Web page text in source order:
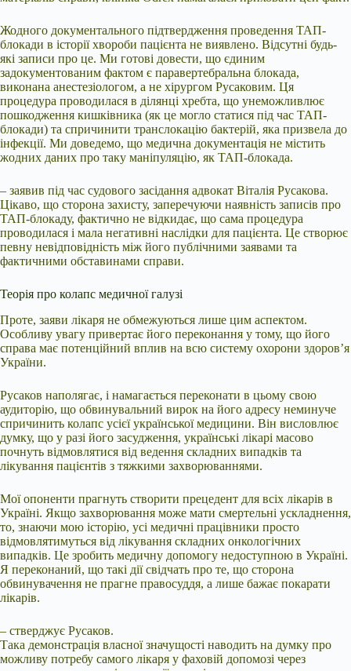
Жодного документального підтвердження проведення ТАП-
блокади в історії хвороби пацієнта не виявлено. Відсутні будь-
які записи про це. Ми готові довести, що єдиним
задокументованим фактом є паравертебральна блокада,
виконана анестезіологом, а не хірургом Русаковим. Ця
процедура проводилася в ділянці хребта, що унеможливлює
пошкодження кишківника (як це могло статися під час ТАП-
блокади) та спричинити транслокацію бактерій, яка призвела до
інфекції. Ми доведемо, що медична документація не містить
жодних даних про таку маніпуляцію, як ТАП-блокада.
– заявив під час судового засідання адвокат Віталія Русакова.
Цікаво, що сторона захисту, заперечуючи наявність записів про
ТАП-блокаду, фактично не відкидає, що сама процедура
проводилася і мала негативні наслідки для пацієнта. Це створює
певну невідповідність між його публічними заявами та
фактичними обставинами справи.
Теорія про колапс медичної галузі
Проте, заяви лікаря не обмежуються лише цим аспектом.
Особливу увагу привертає його переконання у тому, що його
справа має потенційний вплив на всю систему охорони здоров’я
України.
Русаков наполягає, і намагається переконати в цьому свою
аудиторію, що обвинувальний вирок на його адресу неминуче
спричинить колапс усієї української медицини. Він висловлює
думку, що у разі його засудження, українські лікарі масово
почнуть відмовлятися від ведення складних випадків та
лікування пацієнтів з тяжкими захворюваннями.
Мої опоненти прагнуть створити прецедент для всіх лікарів в
Україні. Якщо захворювання може мати смертельні ускладнення,
то, знаючи мою історію, усі медичні працівники просто
відмовлятимуться від лікування складних онкологічних
випадків. Це зробить медичну допомогу недоступною в Україні.
Я переконаний, що такі дії свідчать про те, що сторона
обвинувачення не прагне правосуддя, а лише бажає покарати
лікарів.
– стверджує Русаков.
Така демонстрація власної значущості наводить на думку про
можливу потребу самого лікаря у фаховій допомозі через